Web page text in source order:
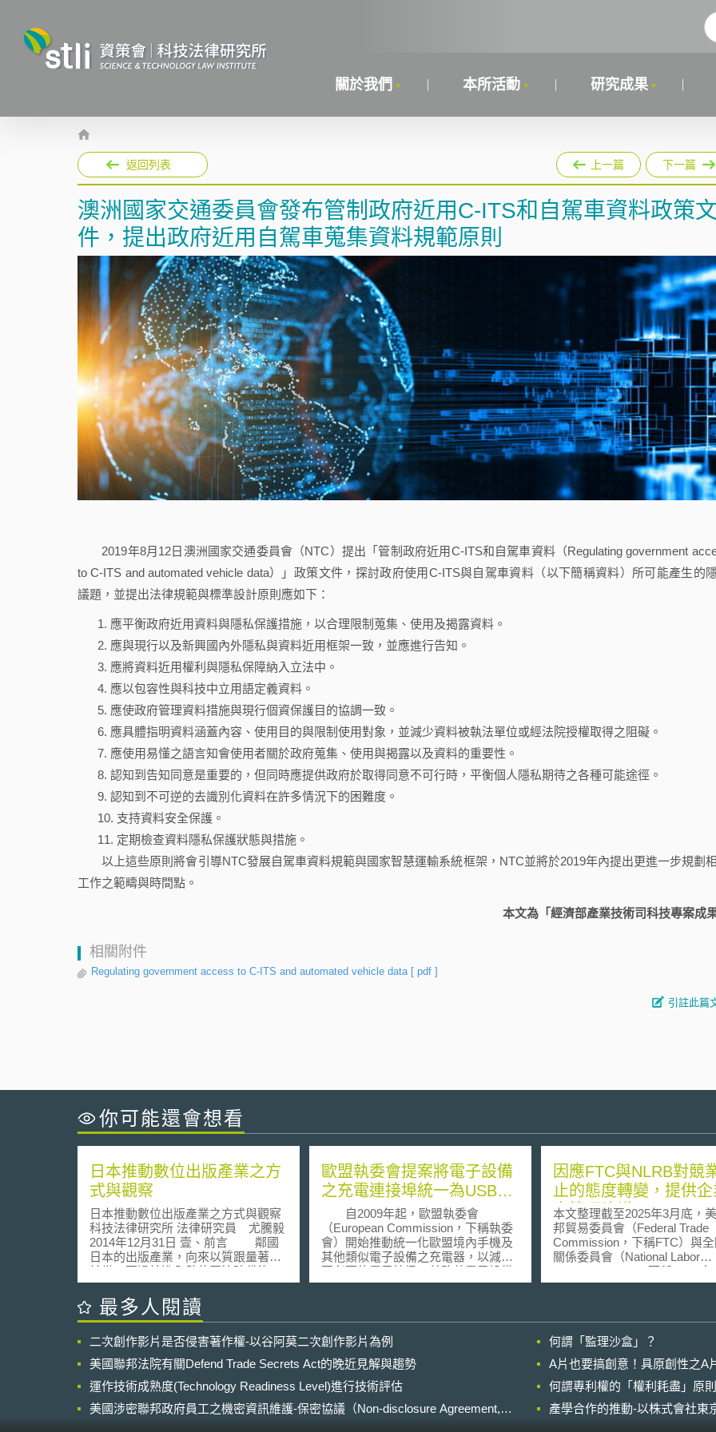
關於我們 本所活動 研究成果
返回列表 上一篇 下一篇
澳洲國家交通委員會發布管制政府近用C-ITS和自駕車資料政策文
件，提出政府近用自駕車蒐集資料規範原則
2019年8月12日澳洲國家交通委員會（NTC）提出「管制政府近用C-ITS和自駕車資料（Regulating government
to C-ITS and automated vehicle data）」政策文件，探討政府使用C-ITS與自駕車資料（以下簡稱資料）所可能產生的
議題，並提出法律規範與標準設計原則應如下：
應平衡政府近用資料與隱私保護措施，以合理限制蒐集、使用及揭露資料。
應與現行以及新興國內外隱私與資料近用框架一致，並應進行告知。
應將資料近用權利與隱私保障納入立法中。
應以包容性與科技中立用語定義資料。
應使政府管理資料措施與現行個資保護目的協調一致。
應具體指明資料涵蓋內容、使用目的與限制使用對象，並減少資料被執法單位或經法院授權取得之阻礙。
應使用易懂之語言知會使用者關於政府蒐集、使用與揭露以及資料的重要性。
認知到告知同意是重要的，但同時應提供政府於取得同意不可行時，平衡個人隱私期待之各種可能途徑。
認知到不可逆的去識別化資料在許多情況下的困難度。
支持資料安全保護。
定期檢查資料隱私保護狀態與措施。
以上這些原則將會引導NTC發展自駕車資料規範與國家智慧運輸系統框架，NTC並將於2019年內提出更進一步規劃
工作之範疇與時間點。
本文為「經濟部產業技術司科技專案成果
相關附件
Regulating government access to C-ITS and automated vehicle data [ pdf ]
引註此篇
你可能還會想看
日本推動數位出版產業之方
式與觀察
日本推動數位出版產業之方式與觀察
科技法律研究所 法律研究員 尤騰毅
2014年12月31日 壹、前言 鄰國
日本的出版產業，向來以質跟量著稱
於世，不過於進入數位匯流時代後，
其出版產業也遭遇同樣的問題，市場
上電子書數量不足以至於無法帶動日
本電子書閱讀的人口，另外，加上美
出版業界與政府都認知到若不採取措
施，將使日本出版產業失去利基[1]。
本文擬就日本政府在2012年提出
了三個主要的電子書產業振興政策，
包括前述成立「數位出版機構」、以
及「內容緊急電子化事業」（コンテ
歐盟執委會提案將電子設備
之充電連接埠統一為USB
Type-C
自2009年起，歐盟執委會
（European Commission，下稱執委
會）開始推動統一化歐盟境內手機及
其他類似電子設備之充電器，以減少
不必要的電子垃圾，並改善電子設備
充電器規格紊亂所造成消費者的不便
三種規格。執委會更於今（2021）年
9月23日提出《無線電設備指令》
（Radio Equipment Directive,
2014/53/EU）增修條文提案，欲透過
立法建立統一的充電解決方案，該提
案包括： 1.統一充電連接埠 USB
因應FTC與NLRB對競
止的態度轉變，提供企
密管理建議
本文整理截至2025年3月底，
邦貿易委員會（Federal Trade
Commission，下稱FTC）與
關係委員會（National Labor
Relations Board，下稱NLRB
競業禁止的態度轉變，並整理
由「訂定規定以統一禁止競業
轉為「針對不合理的競業禁止
案調查」 （1）由Lina Khan（前FTC
主席）主導的FTC，於2024年4
過「禁止企業簽訂競業禁止契
終版本的規定（以下稱「最終
最多人閱讀
二次創作影片是否侵害著作權-以谷阿莫二次創作影片為例
何謂「監理沙盒」？
美國聯邦法院有關Defend Trade Secrets Act的晚近見解與趨勢
A片也要搞創意！具原創性之A
運作技術成熟度(Technology Readiness Level)進行技術評估
何謂專利權的「權利耗盡」原
美國涉密聯邦政府員工之機密資訊維護-保密協議（Non-disclosure Agreement,
產學合作的推動-以株式會社東